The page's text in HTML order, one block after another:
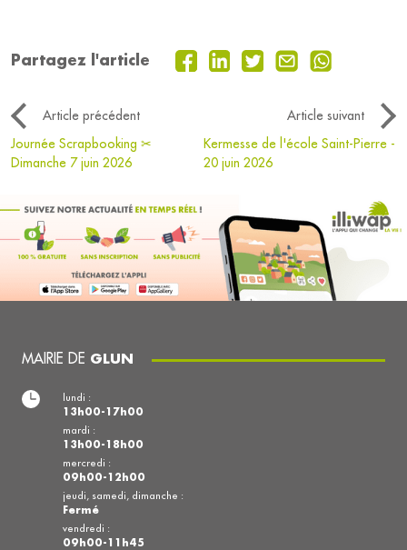
Partagez l'article
Article précédent
Article suivant
Journée Scrapbooking ✂
Dimanche 7 juin 2026
Kermesse de l'école Saint-Pierre -
20 juin 2026
MAIRIE DE GLUN
lundi :
13h00-17h00
mardi :
13h00-18h00
mercredi :
09h00-12h00
jeudi, samedi, dimanche :
Fermé
vendredi :
09h00-11h45